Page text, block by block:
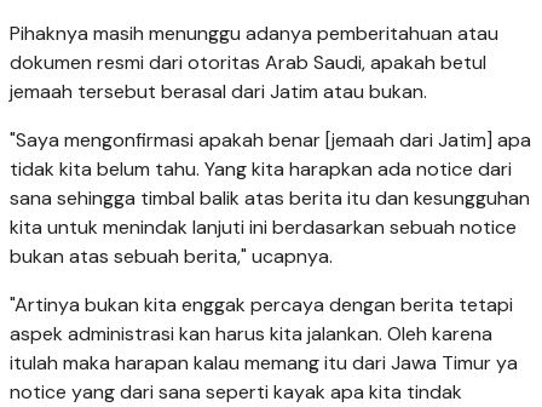
Pihaknya masih menunggu adanya pemberitahuan atau
dokumen resmi dari otoritas Arab Saudi, apakah betul
jemaah tersebut berasal dari Jatim atau bukan.
"Saya mengonfirmasi apakah benar [jemaah dari Jatim] apa
tidak kita belum tahu. Yang kita harapkan ada notice dari
sana sehingga timbal balik atas berita itu dan kesungguhan
kita untuk menindak lanjuti ini berdasarkan sebuah notice
bukan atas sebuah berita," ucapnya.
"Artinya bukan kita enggak percaya dengan berita tetapi
aspek administrasi kan harus kita jalankan. Oleh karena
itulah maka harapan kalau memang itu dari Jawa Timur ya
notice yang dari sana seperti kayak apa kita tindak